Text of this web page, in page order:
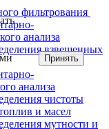
фильтрования
анализа
взвешенных
анализа
чистоты
и масел
мутности и
Принять